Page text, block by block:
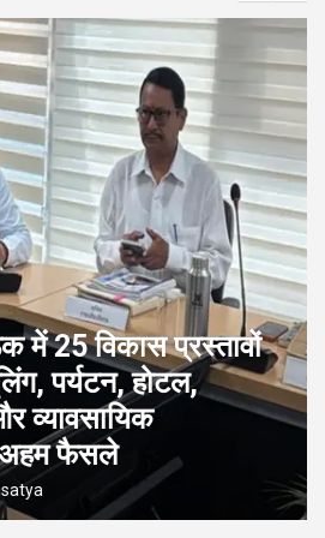
में 25 विकास प्रस्तावों
पर्यटन, होटल,
व्यावसायिक
अहम फैसले